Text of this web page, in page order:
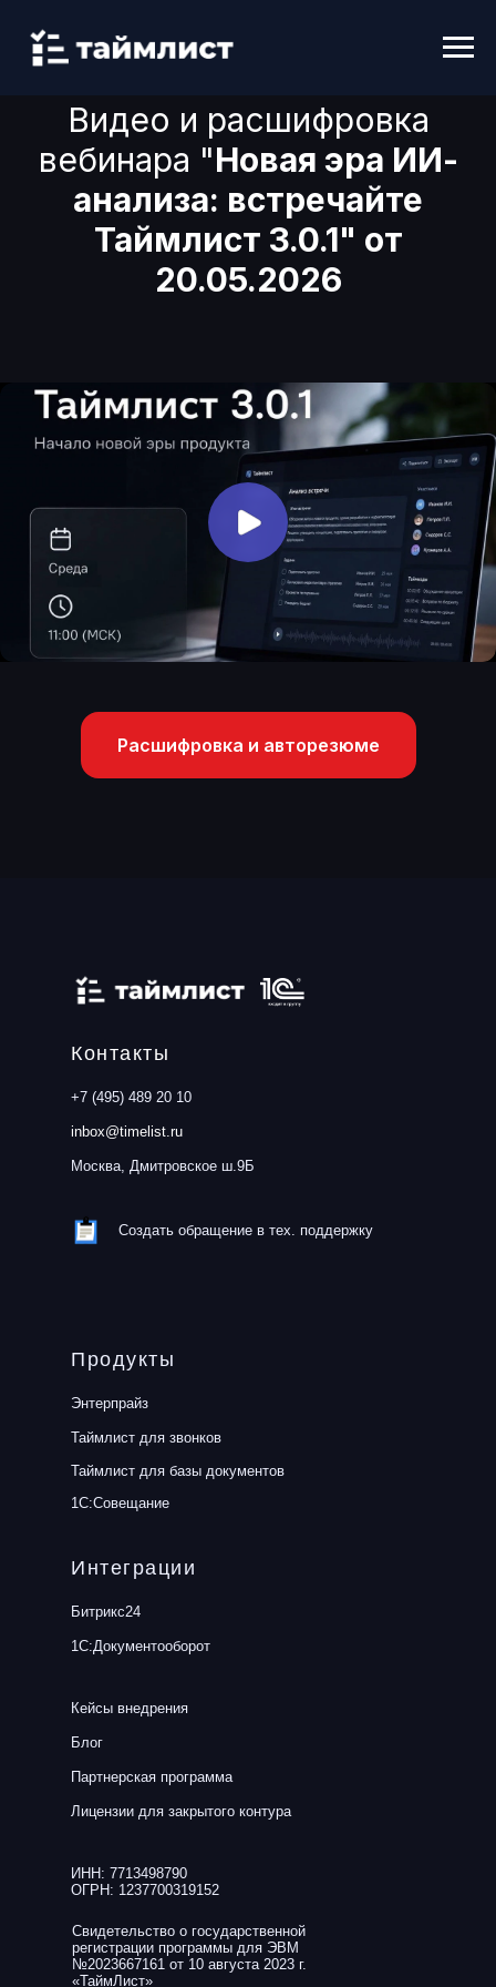
Видео и расшифровка
вебинара "Новая эра ИИ-
анализа: встречайте
Таймлист 3.0.1" от
20.05.2026
Расшифровка и авторезюме
Создать обращение в тех. поддержку
Битрикс24
1С:Документооборот
Интеграции
ИНН: 7713498790
ОГРН: 1237700319152
Свидетельство о государственной
регистрации программы для ЭВМ
№2023667161 от 10 августа 2023 г.
«ТаймЛист»
Блог
Кейсы внедрения
Лицензии для закрытого контура
Партнерская программа
+7 (495) 489 20 10
inbox@timelist.ru
Москва, Дмитровское ш.9Б
Контакты
Таймлист для звонков
Энтерпрайз
1С:Совещание
Таймлист для базы документов
Продукты